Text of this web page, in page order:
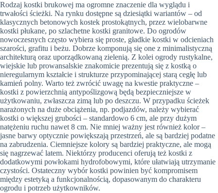
Rodzaj kostki brukowej ma ogromne znaczenie dla wyglądu i
trwałości ścieżki. Na rynku dostępne są dziesiątki wariantów – od
klasycznych betonowych kostek prostokątnych, przez wielobarwne
kostki płukane, po szlachetne kostki granitowe. Do ogrodów
nowoczesnych często wybiera się proste, gładkie kostki w odcieniach
szarości, grafitu i beżu. Dobrze komponują się one z minimalistyczną
architekturą oraz uporządkowaną zielenią. Z kolei ogrody rustykalne,
wiejskie lub prowansalskie znakomicie prezentują się z kostką o
nieregularnym kształcie i strukturze przypominającej starą cegłę lub
kamień polny. Warto też zwrócić uwagę na kwestie praktyczne –
kostki z powierzchnią antypoślizgową będą bezpieczniejsze w
użytkowaniu, zwłaszcza zimą lub po deszczu. W przypadku ścieżek
narażonych na duże obciążenia, np. podjazdów, należy wybierać
kostki o większej grubości – standardowo 6 cm, ale przy dużym
natężeniu ruchu nawet 8 cm. Nie mniej ważny jest również kolor –
jasne barwy optycznie powiększają przestrzeń, ale są bardziej podatne
na zabrudzenia. Ciemniejsze kolory są bardziej praktyczne, ale mogą
się nagrzewać latem. Niektórzy producenci oferują też kostki z
dodatkowymi powłokami hydrofobowymi, które ułatwiają utrzymanie
czystości. Ostateczny wybór kostki powinien być kompromisem
między estetyką a funkcjonalnością, dopasowanym do charakteru
ogrodu i potrzeb użytkowników.